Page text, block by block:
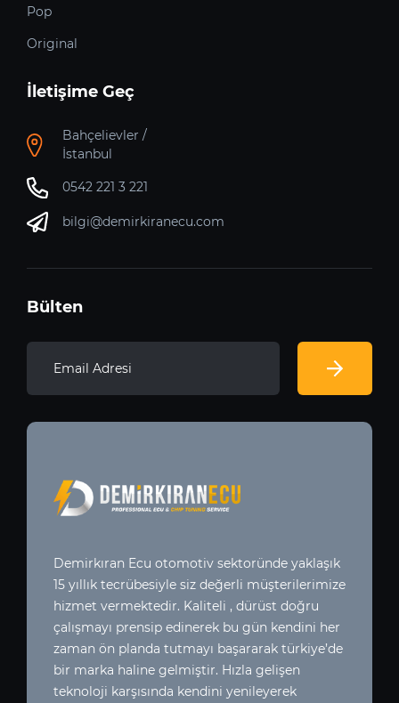
Pop
Original
İletişime Geç
Bahçelievler /
İstanbul
0542 221 3 221
bilgi@demirkiranecu.com
Bülten
Demirkıran Ecu otomotiv sektoründe yaklaşık
15 yıllık tecrübesiyle siz değerli müşterilerimize
hizmet vermektedir. Kaliteli , dürüst doğru
çalışmayı prensip edinerek bu gün kendini her
zaman ön planda tutmayı başararak türkiye’de
bir marka haline gelmiştir. Hızla gelişen
teknoloji karşısında kendini yenileyerek